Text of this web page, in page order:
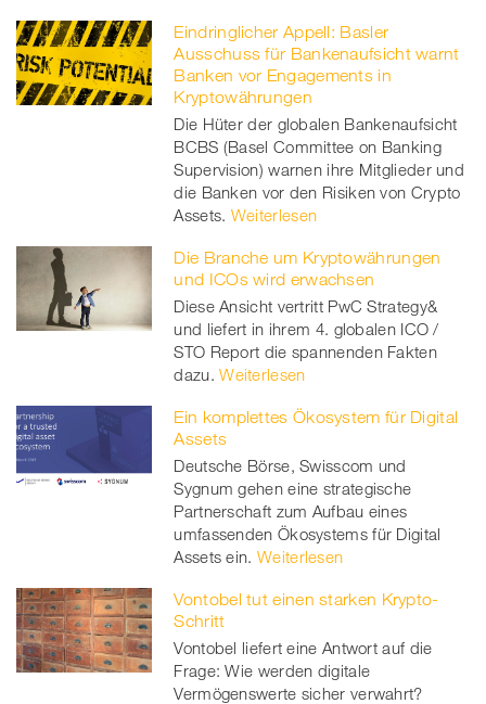
Eindringlicher Appell: Basler
Ausschuss für Bankenaufsicht warnt
Banken vor Engagements in
Kryptowährungen
Die Hüter der globalen Bankenaufsicht
BCBS (Basel Committee on Banking
Supervision) warnen ihre Mitglieder und
die Banken vor den Risiken von Crypto
Assets. Weiterlesen
Die Branche um Kryptowährungen
und ICOs wird erwachsen
Diese Ansicht vertritt PwC Strategy&
und liefert in ihrem 4. globalen ICO /
STO Report die spannenden Fakten
dazu. Weiterlesen
Ein komplettes Ökosystem für Digital
Assets
Deutsche Börse, Swisscom und
Sygnum gehen eine strategische
Partnerschaft zum Aufbau eines
umfassenden Ökosystems für Digital
Assets ein. Weiterlesen
Vontobel tut einen starken Krypto-
Schritt
Vontobel liefert eine Antwort auf die
Frage: Wie werden digitale
Vermögenswerte sicher verwahrt?